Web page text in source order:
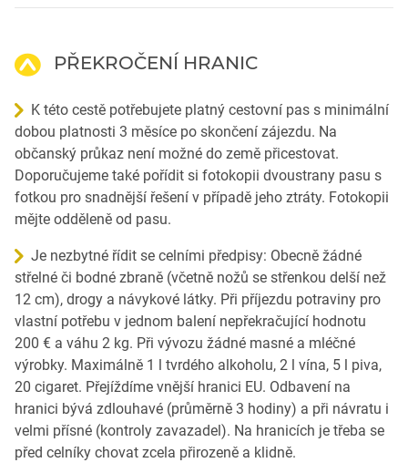
PŘEKROČENÍ HRANIC
K této cestě potřebujete platný cestovní pas s minimální
dobou platnosti 3 měsíce po skončení zájezdu. Na
občanský průkaz není možné do země přicestovat.
Doporučujeme také pořídit si fotokopii dvoustrany pasu s
fotkou pro snadnější řešení v případě jeho ztráty. Fotokopii
mějte odděleně od pasu.
Je nezbytné řídit se celními předpisy: Obecně žádné
střelné či bodné zbraně (včetně nožů se střenkou delší než
12 cm), drogy a návykové látky. Při příjezdu potraviny pro
vlastní potřebu v jednom balení nepřekračující hodnotu
200 € a váhu 2 kg. Při vývozu žádné masné a mléčné
výrobky. Maximálně 1 l tvrdého alkoholu, 2 l vína, 5 l piva,
20 cigaret. Přejíždíme vnější hranici EU. Odbavení na
hranici bývá zdlouhavé (průměrně 3 hodiny) a při návratu i
velmi přísné (kontroly zavazadel). Na hranicích je třeba se
před celníky chovat zcela přirozeně a klidně.